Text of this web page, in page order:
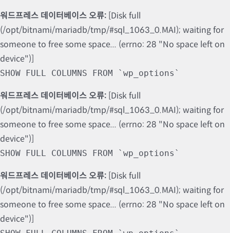
워드프레스 데이터베이스 오류: [Disk full
(/opt/bitnami/mariadb/tmp/#sql_1063_0.MAI); waiting for
someone to free some space... (errno: 28 "No space left on
device")]
SHOW FULL COLUMNS FROM `wp_options`
워드프레스 데이터베이스 오류: [Disk full
(/opt/bitnami/mariadb/tmp/#sql_1063_0.MAI); waiting for
someone to free some space... (errno: 28 "No space left on
device")]
SHOW FULL COLUMNS FROM `wp_options`
워드프레스 데이터베이스 오류: [Disk full
(/opt/bitnami/mariadb/tmp/#sql_1063_0.MAI); waiting for
someone to free some space... (errno: 28 "No space left on
device")]